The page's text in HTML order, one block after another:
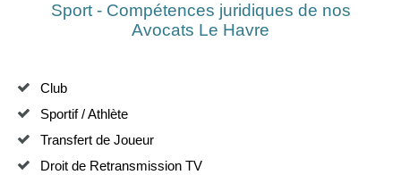
Sport - Compétences juridiques de nos
Avocats Le Havre
Club
Sportif / Athlète
Transfert de Joueur
Droit de Retransmission TV